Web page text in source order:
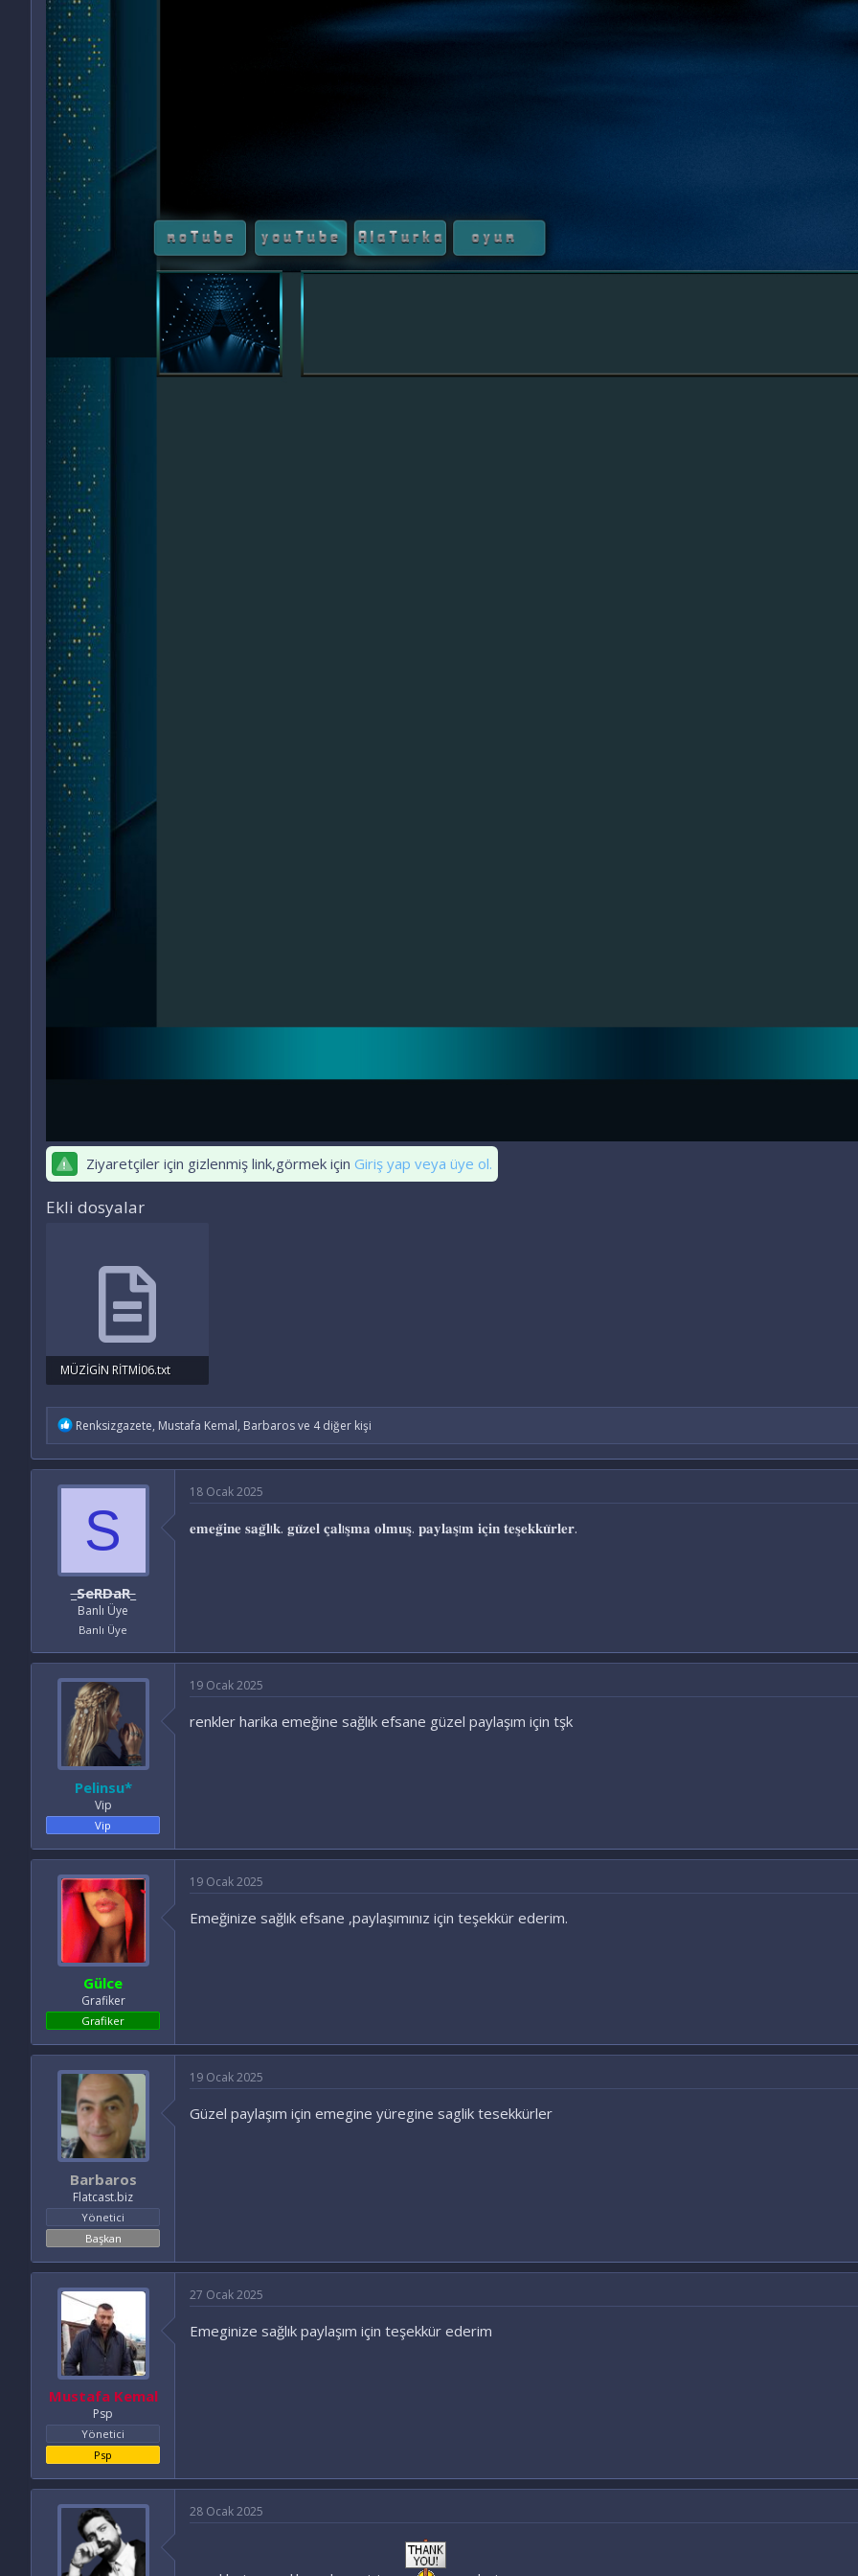
Ziyaretçiler için gizlenmiş link,görmek için Giriş yap veya üye ol.
Ekli dosyalar
MÜZİGİN RİTMİ06.txt
İ
d
e
Renksizgazete, Mustafa Kemal, Barbarosve 4 diğer kişi
S
_SeRDaR_
Banlı Üye
Banlı Üye
18 Ocak 2025
𝐞𝐦𝐞𝐠̆𝐢𝐧𝐞 𝐬𝐚𝐠̆𝐥ı𝐤. 𝐠𝐮̈𝐳𝐞𝐥 𝐜̧𝐚𝐥ı𝐬̧𝐦𝐚 𝐨𝐥𝐦𝐮𝐬̧. 𝐩𝐚𝐲𝐥𝐚𝐬̧ı𝐦 𝐢𝐜̧𝐢𝐧 𝐭𝐞𝐬̧𝐞𝐤𝐤𝐮̈𝐫𝐥𝐞𝐫.
Pelinsu*
Vip
Vip
19 Ocak 2025
renkler harika emeğine sağlık efsane güzel paylaşım için tşk
Gülce
Grafiker
Grafiker
19 Ocak 2025
Emeğinize sağlık efsane ,paylaşımınız için teşekkür ederim.
Barbaros
Flatcast.biz
Yönetici
Başkan
19 Ocak 2025
Güzel paylaşım için emegine yüregine saglik tesekkürler
Mustafa Kemal
Psp
Yönetici
Psp
27 Ocak 2025
Emeginize sağlık paylaşım için teşekkür ederim
28 Ocak 2025